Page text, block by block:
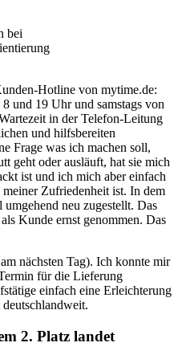
bei
Hotline von mytime.de:
und 19 Uhr und samstags von
in der Telefon-Leitung
und hilfsbereiten
Frage was ich machen soll,
geht oder ausläuft, hat sie mich
ist und ich mich aber einfach
Zufriedenheit ist. In dem
neu zugestellt. Das
Kunde ernst genommen. Das
nächsten Tag). Ich konnte mir
für die Lieferung
einfach eine Erleichterung
2. Platz landet